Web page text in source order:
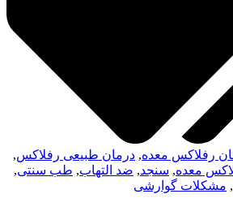
رفلاکس معده, درمان طبیعی رفلاکس,
معده, سنجد, ضد التهاب, طب سنتی,
, مشکلات گوارشی